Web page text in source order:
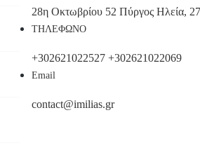
28η Οκτωβρίου 52 Πύργος Ηλεία,
ΤΗΛΕΦΩΝΟ
+302621022527 +302621022069
Email
contact@imilias.gr